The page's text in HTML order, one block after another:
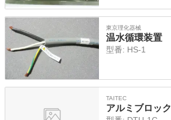
東京理化器械
温水循環装置
型番: HS-1
TAITEC
アルミブロック